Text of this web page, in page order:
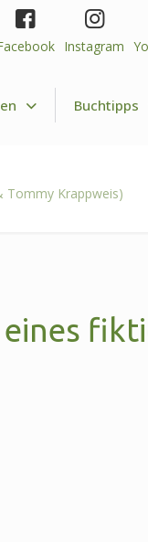
Instagram
Buchtipps
Tommy Krappweis)